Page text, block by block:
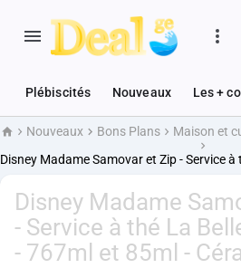
Plébiscités Nouveaux Les +
AccueilNouveaux Bons Plans Maison et
Disney Madame
- Service à thé La
- 767ml et 85ml -